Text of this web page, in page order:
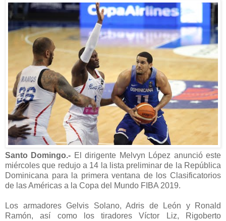
Santo Domingo.- El dirigente Melvyn López anunció este
miércoles que redujo a 14 la lista preliminar de la República
Dominicana para la primera ventana de los Clasificatorios
de las Américas a la Copa del Mundo FIBA 2019.
Los armadores Gelvis Solano, Adris de León y Ronald
Ramón, así como los tiradores Víctor Liz, Rigoberto